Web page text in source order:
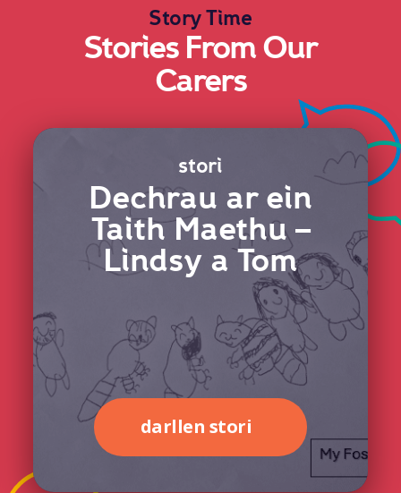
Story Time
Stories From Our
Carers
stori
Dechrau ar ein
Taith Maethu –
Lindsy a Tom
darllen stori